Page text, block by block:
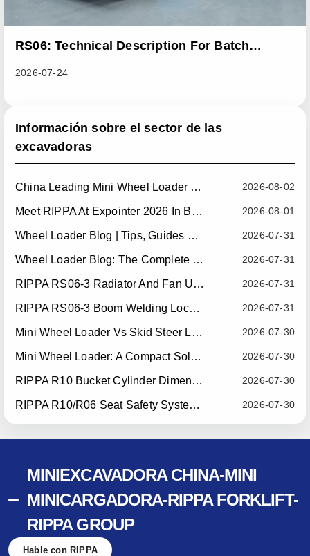
RS06: Technical Description For Batch
2026-07-24
Información sobre el sector de las
excavadoras
2026-08-02
China Leading Mini Wheel Loader Supplier: Reliable Compact Wheel Loaders For Global Markets
2026-08-01
Meet RIPPA At Expointer 2026 In Brazil
2026-07-31
Wheel Loader Blog | Tips, Guides & Attachments
2026-07-31
Wheel Loader Blog: The Complete Guide To Wheel Loaders For Construction, Agriculture, And Material Handling
2026-07-31
RIPPA RS06-3 Radiator And Fan Upgrade — Effective July 10, 2026
2026-07-31
RIPPA RS06-3 Boom Welding Locating Bar Optimization — Effective July 15, 2026
2026-07-30
Mini Wheel Loader Vs Skid Steer Loader: Which Compact Machine Is Better For Your Business?
2026-07-30
Mini Wheel Loader: A Compact Solution For Efficient Material Handling
2026-07-30
RIPPA R10 Bucket Cylinder Dimension Optimization — Effective July 15, 2026
2026-07-30
RIPPA R10/R06 Seat Safety System Upgrade — Effective July 22, 2026
MINIEXCAVADORA CHINA-MINI
MINICARGADORA-RIPPA FORKLIFT-
RIPPA GROUP
Hable con RIPPA